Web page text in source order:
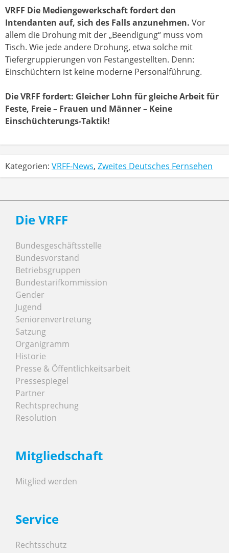
VRFF Die Mediengewerkschaft fordert den
Intendanten auf, sich des Falls anzunehmen. Vor
allem die Drohung mit der „Beendigung“ muss vom
Tisch. Wie jede andere Drohung, etwa solche mit
Tiefergruppierungen von Festangestellten. Denn:
Einschüchtern ist keine moderne Personalführung.
Die VRFF fordert: Gleicher Lohn für gleiche Arbeit für
Feste, Freie – Frauen und Männer – Keine
Einschüchterungs-Taktik!
Kategorien: VRFF-News, Zweites Deutsches Fernsehen
Die VRFF
Bundesgeschäftsstelle
Bundesvorstand
Betriebsgruppen
Bundestarifkommission
Gender
Jugend
Seniorenvertretung
Satzung
Organigramm
Historie
Presse & Öffentlichkeitsarbeit
Pressespiegel
Partner
Rechtsprechung
Resolution
Mitgliedschaft
Mitglied werden
Service
Rechtsschutz